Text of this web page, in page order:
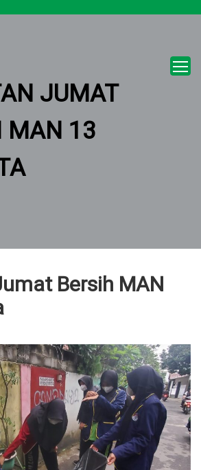
JUMAT
MAN 13
Bersih MAN